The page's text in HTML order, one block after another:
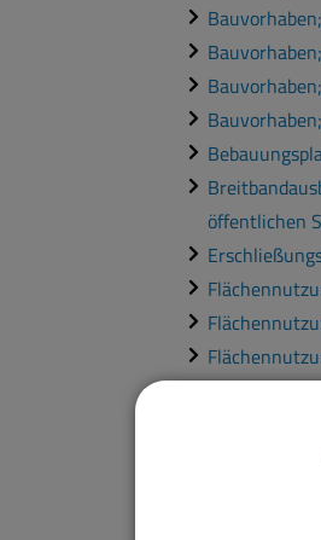
öffentlichen
Gewässer
Gewässer